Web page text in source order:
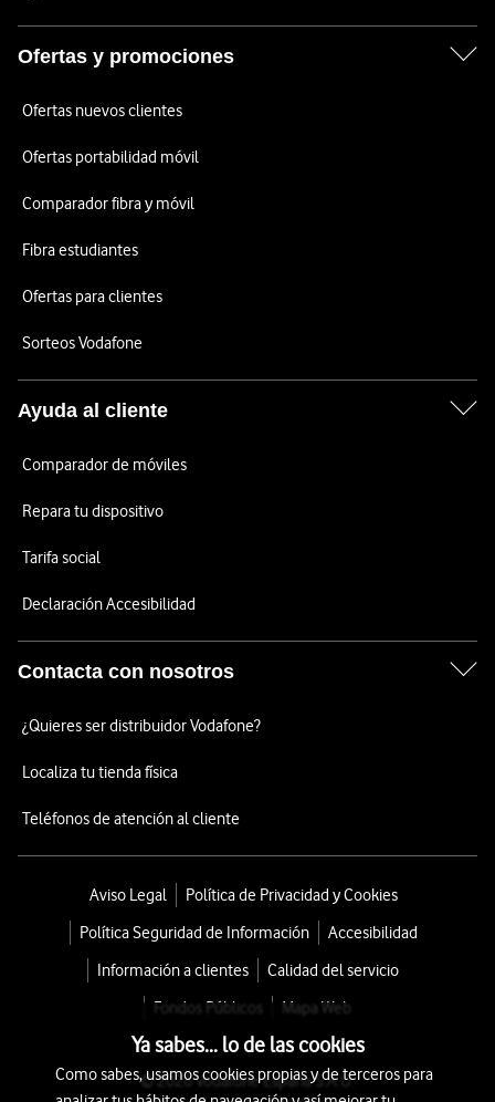
Ofertas y promociones
Ofertas nuevos clientes
Ofertas portabilidad móvil
Comparador fibra y móvil
Fibra estudiantes
Ofertas para clientes
Sorteos Vodafone
Ayuda al cliente
Comparador de móviles
Repara tu dispositivo
Tarifa social
Declaración Accesibilidad
Contacta con nosotros
¿Quieres ser distribuidor Vodafone?
Localiza tu tienda física
Teléfonos de atención al cliente
Aviso Legal
Política de Privacidad y Cookies
Política Seguridad de Información
Accesibilidad
Información a clientes
Calidad del servicio
Fondos Públicos
Mapa Web
© 2026 Vodafone España S.A.U.
Ya sabes... lo de las cookies
Como sabes, usamos cookies propias y de terceros para